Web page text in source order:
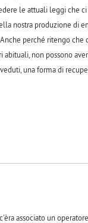
le attuali leggi
nostra produzione di
perché ritengo che
abituali, non possono
una forma di
associato un operatore